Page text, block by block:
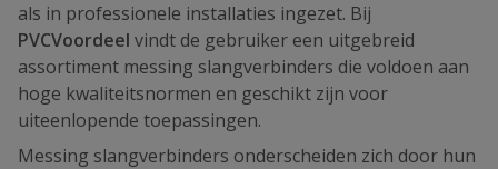
als in professionele installaties ingezet. Bij
PVCVoordeel vindt de gebruiker een uitgebreid
assortiment messing slangverbinders die voldoen aan
hoge kwaliteitsnormen en geschikt zijn voor
uiteenlopende toepassingen.
Messing slangverbinders onderscheiden zich door hun